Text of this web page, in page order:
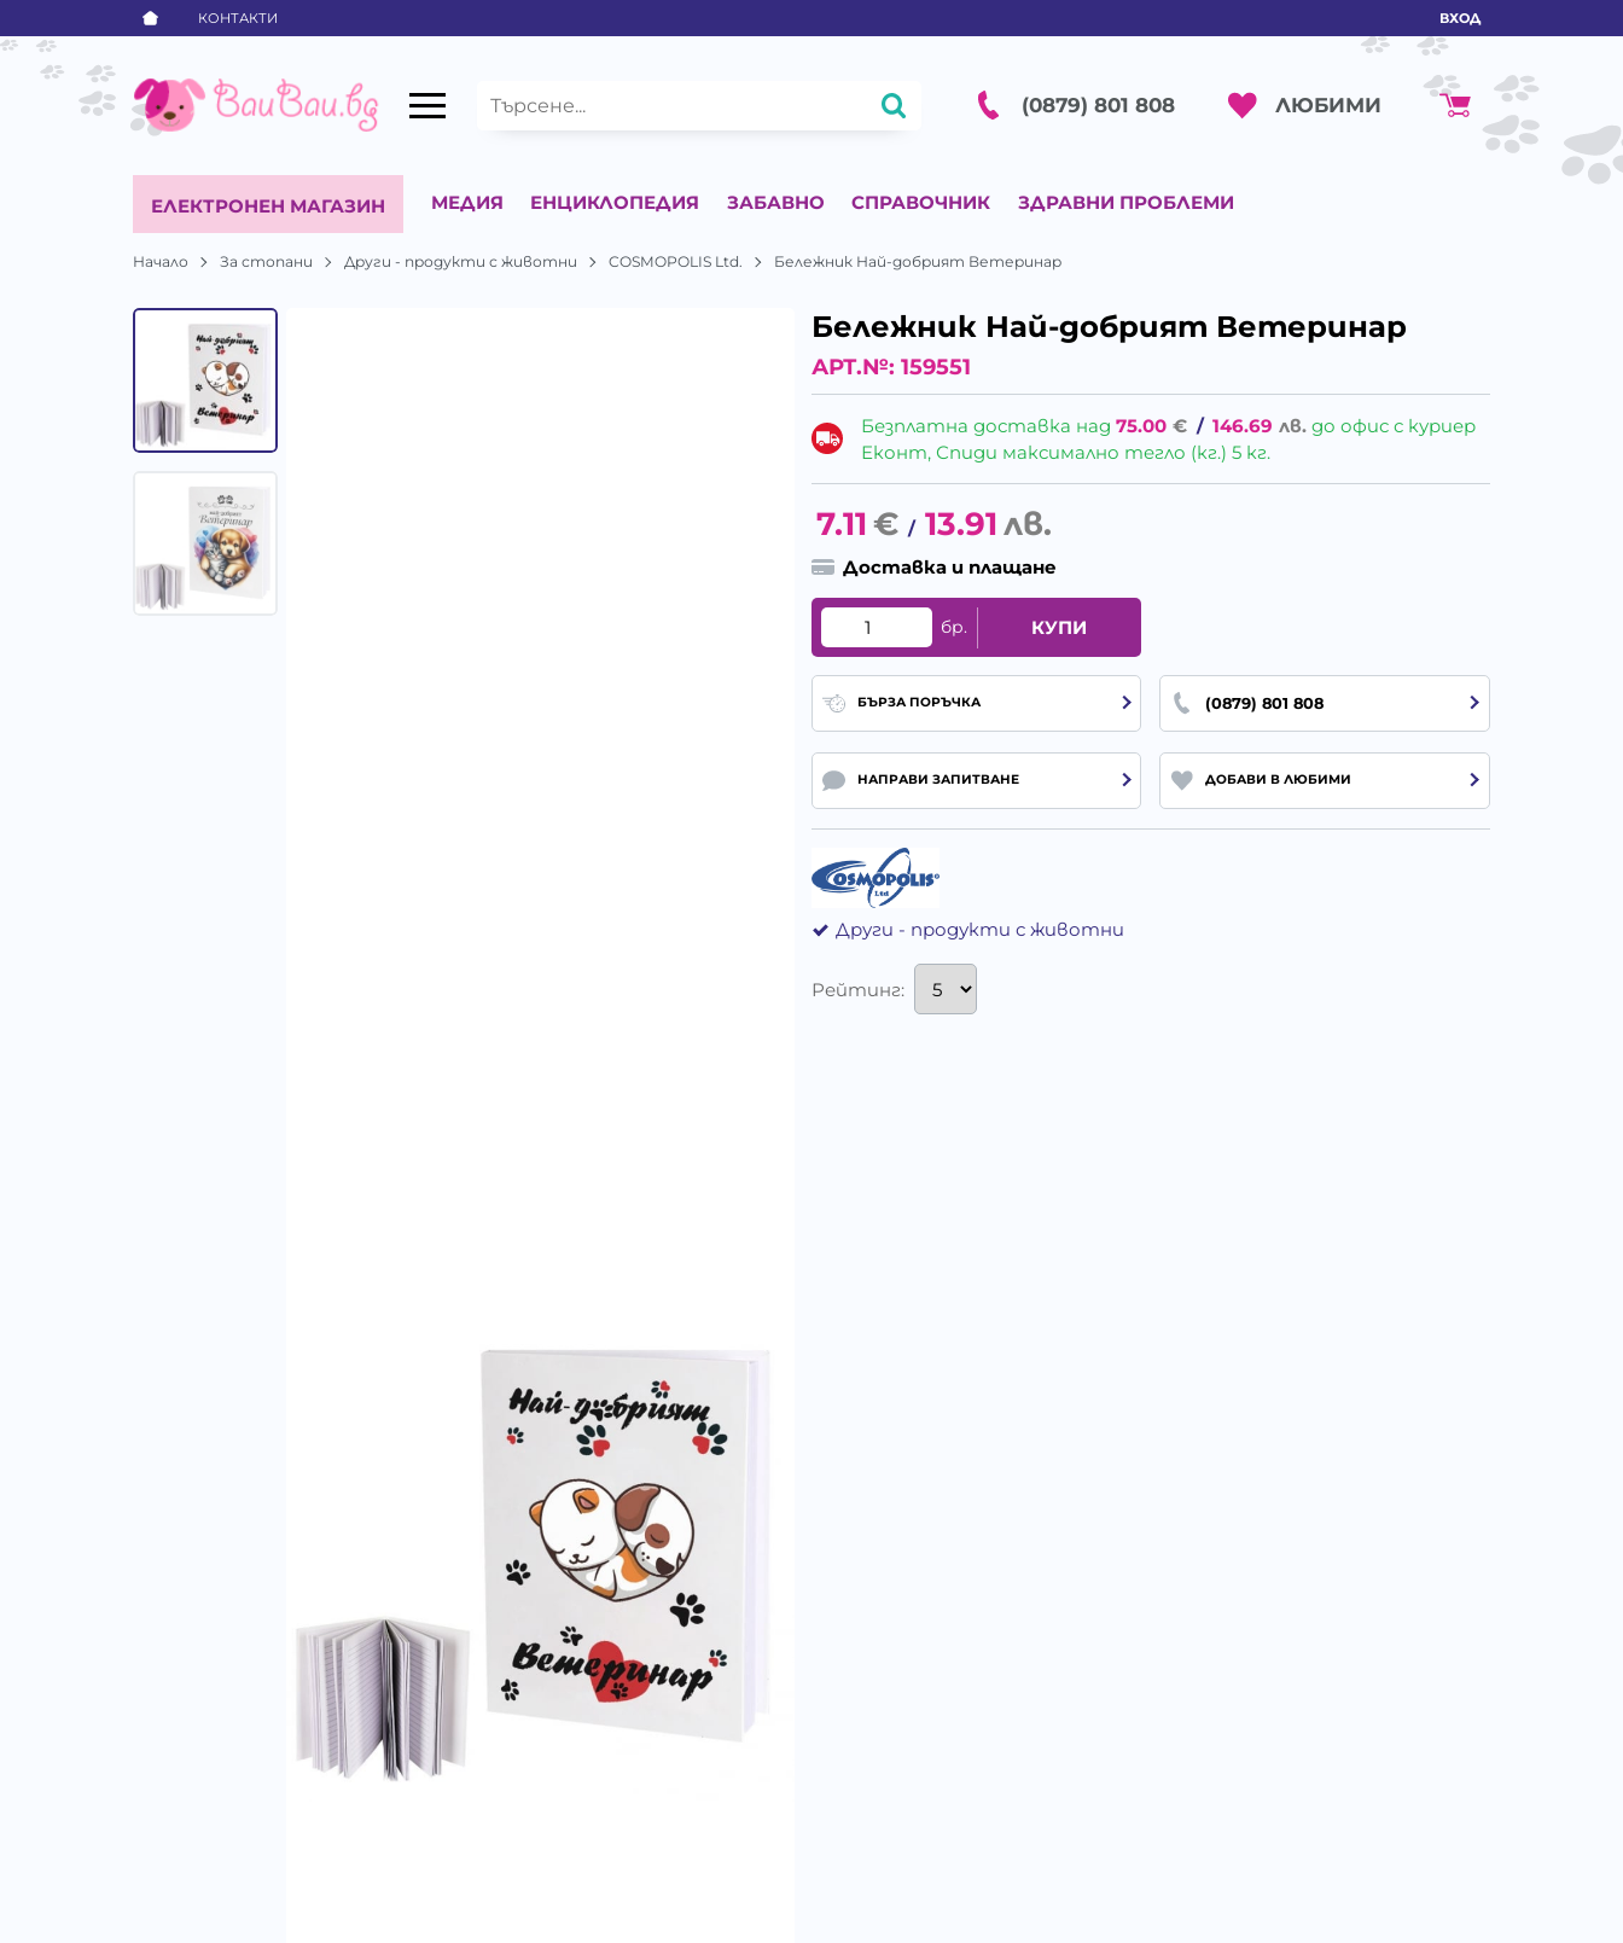
КОНТАКТИ ВХОД
(0879) 801 808 ЛЮБИМИ
ЕЛЕКТРОНЕН МАГАЗИН МЕДИЯ ЕНЦИКЛОПЕДИЯ ЗАБАВНО СПРАВОЧНИК ЗДРАВНИ ПРОБЛЕМИ
Начало За стопани Други - продукти с животни COSMOPOLIS Ltd. Бележник Най-добрият Ветеринар
Бележник Най-добрият Ветеринар
АРТ.№: 159551
Безплатна доставка над75.00 € / 146.69 лв. до офис с куриер
Еконт, Спиди максимално тегло (кг.) 5 кг.
7.11€ / 13.91лв.
Доставка и плащане
бр. КУПИ
БЪРЗА ПОРЪЧКА (0879) 801 808
НАПРАВИ ЗАПИТВАНЕ ДОБАВИ В ЛЮБИМИ
Други - продукти с животни
Рейтинг: